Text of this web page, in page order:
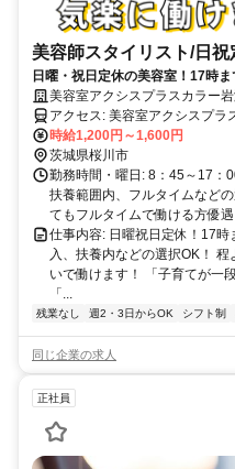
美容師スタイリスト/日
日曜・祝日定休の美容室！17時
OK！扶養内勤務OK！
美容室アクシスプラスカラー
アクセス: 美容室アクシスプラスカラー岩瀬店 茨城県 桜川市明日香1-
3 水戸線：岩瀬駅から徒歩13分
時給1,200円～1,600円
茨城県桜川市
勤務時間・曜日: 8：45～17：
扶養範囲内、フルタイムなど
てもフルタイムで働ける方優遇
仕事内容: 日曜祝日定休！17
入、扶養内などの選択OK！
いで働けます！ 「子育てが一
「...
残業なし 週2・3日からOK シフト制
同じ企業の求人
正社員